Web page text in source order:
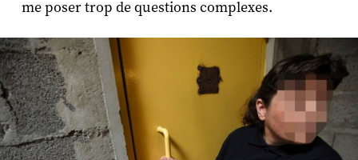
me poser trop de questions complexes.